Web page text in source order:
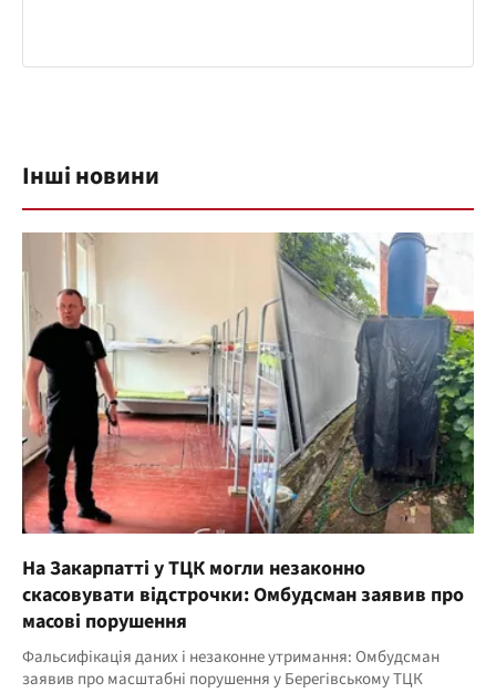
Інші новини
На Закарпатті у ТЦК могли незаконно
скасовувати відстрочки: Омбудсман заявив про
масові порушення
Фальсифікація даних і незаконне утримання: Омбудсман
заявив про масштабні порушення у Берегівському ТЦК